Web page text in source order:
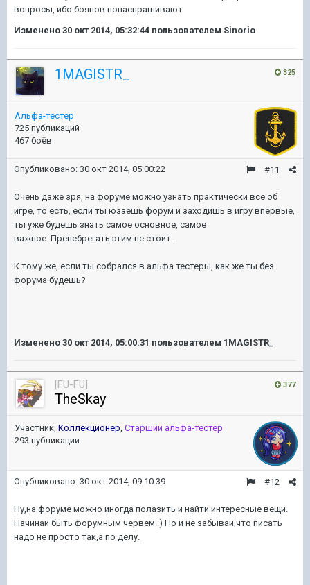
вопросы, ибо боянов понаспрашивают
Изменено 30 окт 2014, 05:32:44 пользователем Sinorio
325
1MAGISTR_
Альфа-тестер
725 публикаций
467 боёв
#11
Опубликовано: 30 окт 2014, 05:00:22
Очень даже зря, на форуме можно узнать практически все об
игре, то есть, если ты юзаешь форум и заходишь в игру впервые,
ты уже будешь знать самое основное, самое
важное. Пренебрегать этим не стоит.
К тому же, если ты собрался в альфа тестеры, как же ты без
форума будешь?
Изменено 30 окт 2014, 05:00:31 пользователем 1MAGISTR_
377
[FU-FU]
TheSkay
Участник, Коллекционер, Старший альфа-тестер
293 публикации
#12
Опубликовано: 30 окт 2014, 09:10:39
Ну,на форуме можно иногда полазить и найти интересные вещи.
Начинай быть форумным червем :) Но и не забывай,что писать
надо не просто так,а по делу.